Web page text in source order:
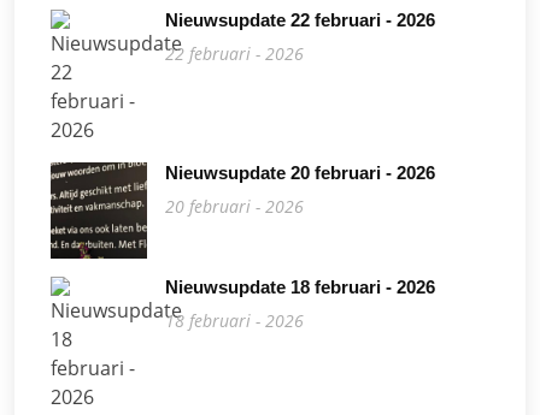
Nieuwsupdate 22 februari - 2026
22 februari - 2026
Nieuwsupdate 20 februari - 2026
20 februari - 2026
Nieuwsupdate 18 februari - 2026
18 februari - 2026